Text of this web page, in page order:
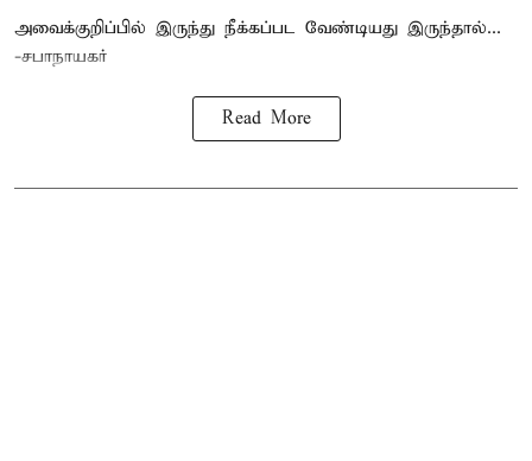
அவைக்குறிப்பில் இருந்து நீக்கப்பட வேண்டியது இருந்தால்...
-சபாநாயகர்
Read More